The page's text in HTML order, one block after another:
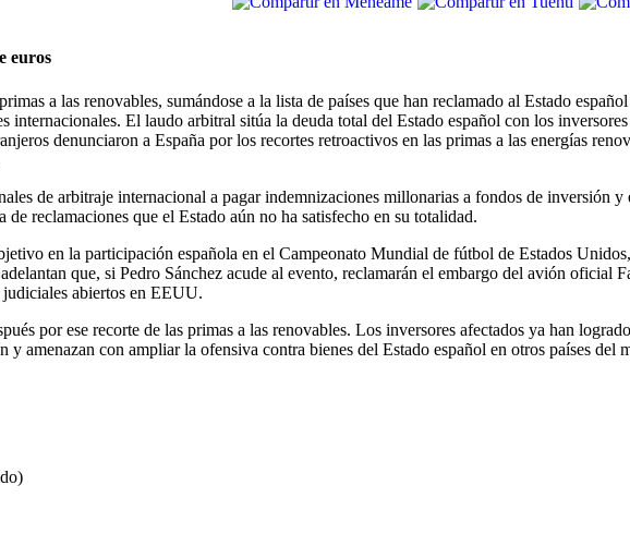
euros
a las renovables, sumándose a la lista de países que han reclamado al Estado
internacionales. El laudo arbitral sitúa la deuda total del Estado español con los
denunciaron a España por los recortes retroactivos en las primas a las energías
de arbitraje internacional a pagar indemnizaciones millonarias a fondos de inversión y
de reclamaciones que el Estado aún no ha satisfecho en su totalidad.
en la participación española en el Campeonato Mundial de fútbol de Estados
que, si Pedro Sánchez acude al evento, reclamarán el embargo del avión oficial
abiertos en EEUU.
por ese recorte de las primas a las renovables. Los inversores afectados ya han
amenazan con ampliar la ofensiva contra bienes del Estado español en otros países del